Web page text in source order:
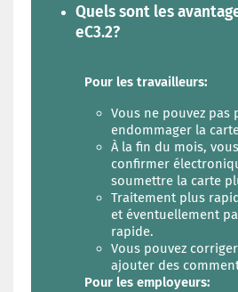
Quels sont les
eC3.2?
Pour les travailleurs:
Vous ne pouvez pas
endommager la
À la fin du mois,
confirmer
soumettre la carte
Traitement plus
et éventuellement
rapide.
Vous pouvez
ajouter des
Pour les employeurs: